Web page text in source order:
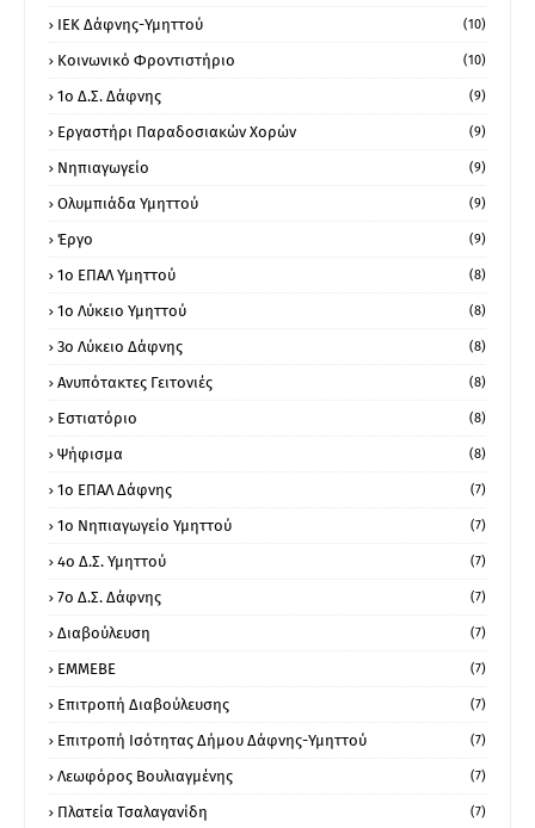
ΙΕΚ Δάφνης-Υμηττού (10)
Κοινωνικό Φροντιστήριο (10)
1ο Δ.Σ. Δάφνης (9)
Εργαστήρι Παραδοσιακών Χορών (9)
Νηπιαγωγείο (9)
Ολυμπιάδα Υμηττού (9)
Έργο (9)
1o ΕΠΑΛ Υμηττού (8)
1ο Λύκειο Υμηττού (8)
3ο Λύκειο Δάφνης (8)
Ανυπότακτες Γειτονιές (8)
Εστιατόριο (8)
Ψήφισμα (8)
1ο ΕΠΑΛ Δάφνης (7)
1ο Νηπιαγωγείο Υμηττού (7)
4ο Δ.Σ. Υμηττού (7)
7ο Δ.Σ. Δάφνης (7)
Διαβούλευση (7)
ΕΜΜΕΒΕ (7)
Επιτροπή Διαβούλευσης (7)
Επιτροπή Ισότητας Δήμου Δάφνης-Υμηττού (7)
Λεωφόρος Βουλιαγμένης (7)
Πλατεία Τσαλαγανίδη (7)